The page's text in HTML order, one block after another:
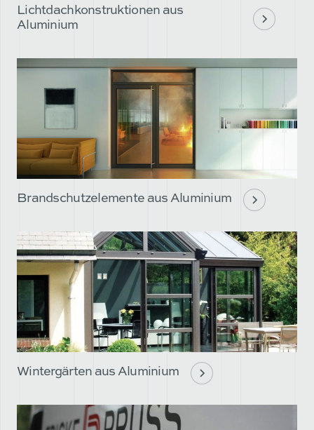
Lichtdachkonstruktionen aus
Aluminium
Brandschutzelemente aus Aluminium
Wintergärten aus Aluminium